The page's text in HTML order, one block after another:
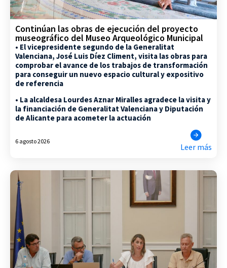
Continúan las obras de ejecución del proyecto
museográfico del Museo Arqueológico Municipal
• El vicepresidente segundo de la Generalitat
Valenciana, José Luis Díez Climent, visita las obras para
comprobar el avance de los trabajos de transformación
para conseguir un nuevo espacio cultural y expositivo
de referencia
• La alcaldesa Lourdes Aznar Miralles agradece la visita y
la financiación de Generalitat Valenciana y Diputación
de Alicante para acometer la actuación
6 agosto 2026
Leer más